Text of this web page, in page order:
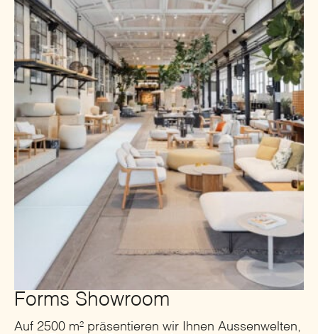
Forms Showroom
Auf 2500 m² präsentieren wir Ihnen Aussenwelten,